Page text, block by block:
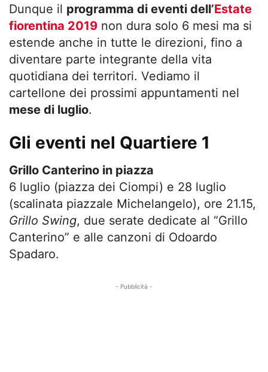
Dunque il programma di eventi dell’Estate
fiorentina 2019 non dura solo 6 mesi ma si
estende anche in tutte le direzioni, fino a
diventare parte integrante della vita
quotidiana dei territori. Vediamo il
cartellone dei prossimi appuntamenti nel
mese di luglio.
Gli eventi nel Quartiere 1
Grillo Canterino in piazza
6 luglio (piazza dei Ciompi) e 28 luglio
(scalinata piazzale Michelangelo), ore 21.15,
Grillo Swing, due serate dedicate al “Grillo
Canterino” e alle canzoni di Odoardo
Spadaro.
- Pubblicità -